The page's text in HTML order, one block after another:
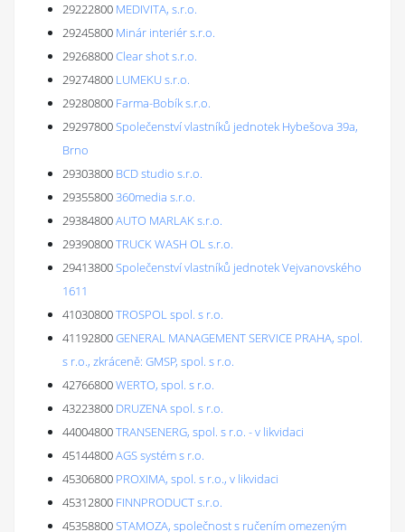
29222800 MEDIVITA, s.r.o.
29245800 Minár interiér s.r.o.
29268800Clear shot s.r.o.
29274800 LUMEKU s.r.o.
29280800 Farma-Bobík s.r.o.
29297800Společenství vlastníků jednotek Hybešova 39a,
Brno
29303800 BCD studio s.r.o.
29355800360media s.r.o.
29384800AUTO MARLAK s.r.o.
29390800TRUCK WASH OL s.r.o.
29413800Společenství vlastníků jednotek Vejvanovského
1611
41030800TROSPOL spol. s r.o.
41192800GENERAL MANAGEMENT SERVICE PRAHA, spol.
s r.o., zkráceně: GMSP, spol. s r.o.
42766800WERTO, spol. s r.o.
43223800 DRUZENA spol. s r.o.
44004800TRANSENERG, spol. s r.o. - v likvidaci
45144800AGS systém s r.o.
45306800 PROXIMA, spol. s r.o., v likvidaci
45312800 FINNPRODUCT s.r.o.
45358800STAMOZA, společnost s ručením omezeným